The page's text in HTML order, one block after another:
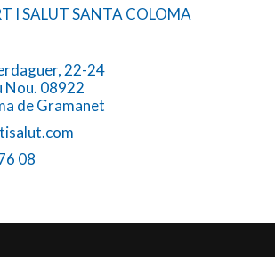
I SALUT SANTA COLOMA
22-24
Nou. 08922
de Gramanet
08